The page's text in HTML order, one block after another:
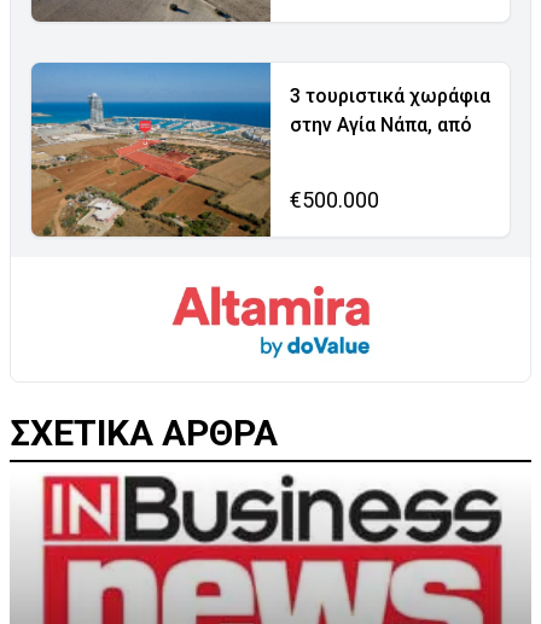
3 τουριστικά χωράφια
στην Αγία Νάπα, από
€500.000
ΣΧΕΤΙΚΑ ΑΡΘΡΑ